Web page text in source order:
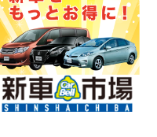
ます! 神奈川県 横浜
円レンタカー 横浜旭南本宿町
2026年08月07日
適!(禁煙車両) 香川県
100円レンタカー 坂出川津
2026年08月07日
タカーが2台になりま